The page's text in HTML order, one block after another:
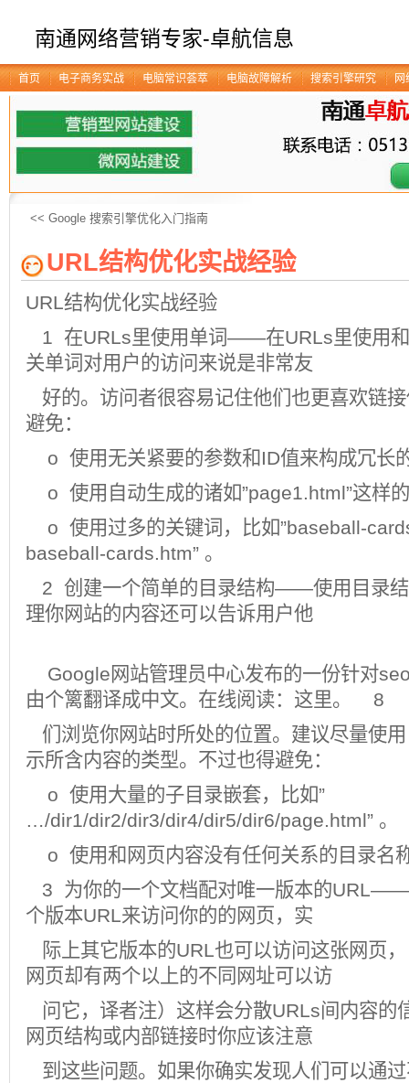
南通网络营销专家-卓航信息
首页 电子商务实战 电脑常识荟萃 电脑故障解析 搜索引擎研究 网
<< Google 搜索引擎优化入门指南
URL结构优化实战经验
URL结构优化实战经验
1 在URLs里使用单词——在URLs里使用和
关单词对用户的访问来说是非常友
好的。访问者很容易记住他们也更喜欢链
避免：
o 使用无关紧要的参数和ID值来构成冗长
o 使用自动生成的诸如”page1.html”这样
o 使用过多的关键词，比如”baseball-
baseball-cards.htm” 。
2 创建一个简单的目录结构——使用目录结
理你网站的内容还可以告诉用户他
Google网站管理员中心发布的一份针对
由个篱翻译成中文。在线阅读：这里。 8
们浏览你网站时所处的位置。建议尽量使
示所含内容的类型。不过也得避免：
o 使用大量的子目录嵌套，比如”
…/dir1/dir2/dir3/dir4/dir5/dir6/page.html” 。
o 使用和网页内容没有任何关系的目录名
3 为你的一个文档配对唯一版本的URL——
个版本URL来访问你的的网页，实
际上其它版本的URL也可以访问这张网页
网页却有两个以上的不同网址可以访
问它，译者注）这样会分散URLs间内容的
网页结构或内部链接时你应该注意
到这些问题。如果你确实发现人们可以通